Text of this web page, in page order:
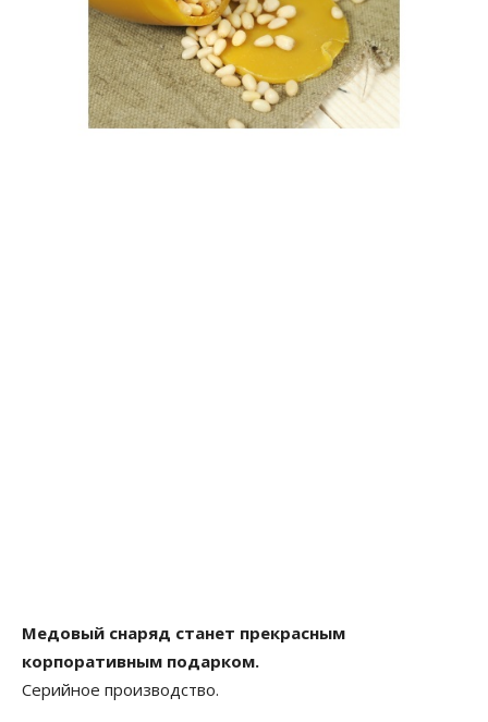
Медовый снаряд станет прекрасным
корпоративным подарком.
Серийное производство.